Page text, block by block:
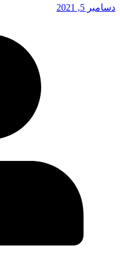
دسامبر 5, 2021